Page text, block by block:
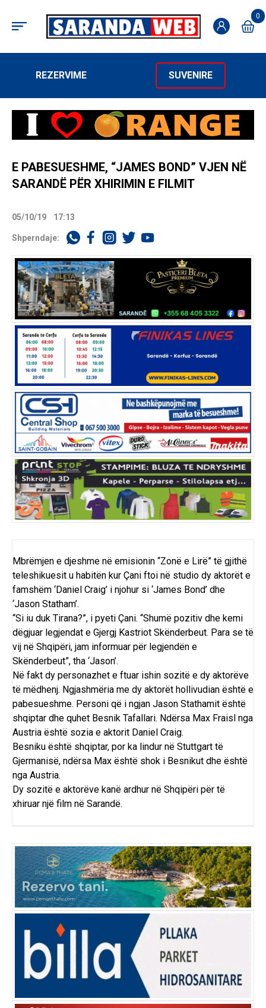
0
REZERVIME SUVENIRE
E PABESUESHME, “JAMES BOND” VJEN NË
SARANDË PËR XHIRIMIN E FILMIT
05/10/19 17:13
Shperndaje:
Mbrëmjen e djeshme në emisionin “Zonë e Lirë” të gjithë
teleshikuesit u habitën kur Çani ftoi në studio dy aktorët e
famshëm ‘Daniel Craig’ i njohur si ‘James Bond’ dhe
‘Jason Statham’.
“Si iu duk Tirana?”, i pyeti Çani. “Shumë pozitiv dhe kemi
dëgjuar legjendat e Gjergj Kastriot Skënderbeut. Para se të
vij në Shqipëri, jam informuar për legjendën e
Skënderbeut”, tha ‘Jason’.
Në fakt dy personazhet e ftuar ishin sozitë e dy aktorëve
të mëdhenj. Ngjashmëria me dy aktorët hollivudian është e
pabesueshme. Personi që i ngjan Jason Stathamit është
shqiptar dhe quhet Besnik Tafallari. Ndërsa Max Fraisl nga
Austria është sozia e aktorit Daniel Craig.
Besniku është shqiptar, por ka lindur në Stuttgart të
Gjermanisë, ndërsa Max është shok i Besnikut dhe është
nga Austria.
Dy sozitë e aktorëve kanë ardhur në Shqipëri për të
xhiruar një film në Sarandë.